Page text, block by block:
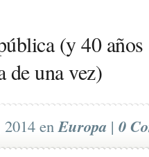
(y 40 años
de una vez)
2014 enEuropa | 0